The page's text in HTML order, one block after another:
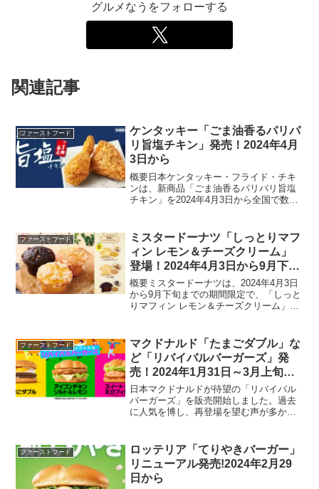
グルメなうをフォローする
関連記事
ファーストフード
ケンタッキー「ごま油香るパリパ
リ旨塩チキン」発売！2024年4月
3日から
概要日本ケンタッキー・フライド・チキ
ンは、新商品「ごま油香るパリパリ旨塩
チキン」を2024年4月3日から全国で数量
で、新たにごま油の香りが加わり再登場
します。商品特...
ファーストフード
ミスタードーナツ「しっとりマフ
ィン レモン＆チーズクリーム」
登場！2024年4月3日から9月下旬
までの期間限定
概要ミスタードーナツは、2024年4月3日
から9月下旬までの期間限定で、「しっと
りマフィン レモン＆チーズクリーム」を
のマフィンは、テイクアウトで248円、イ
ートインで...
ファーストフード
マクドナルド「たまごダブル」な
ど「リバイバルバーガーズ」発
売！2024年1月31日～3月上旬ま
で
日本マクドナルドが待望の「リバイバル
バーガーズ」を販売開始しました。過去
に人気を博し、再登場を望む声が多かっ
トチリ えびフィレオ」と、朝マック限定
の「たまごダブルマ...
ファーストフード
ロッテリア「てりやきバーガー」
リニューアル発売!2024年2月29
日から